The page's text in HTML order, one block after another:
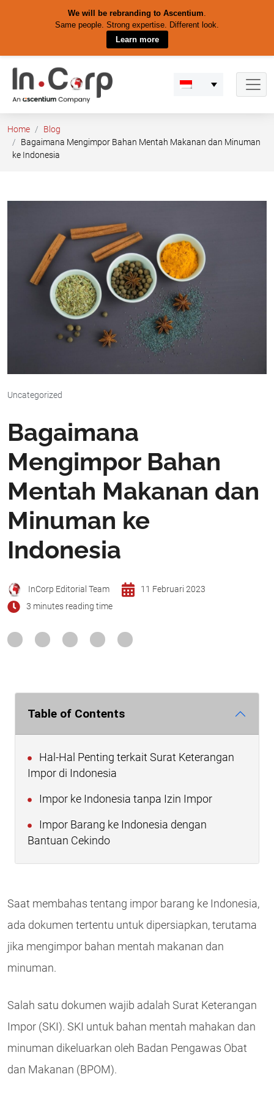
We will be rebranding to Ascentium.
Same people. Strong expertise. Different look.
Learn more
content
Home
Blog
Bagaimana Mengimpor Bahan Mentah Makanan dan Minuman
ke Indonesia
Uncategorized
Bagaimana
Mengimpor Bahan
Mentah Makanan dan
Minuman ke
Indonesia
InCorp Editorial Team
11 Februari 2023
3 minutes reading time
Table of Contents
Hal-Hal Penting terkait Surat Keterangan
Impor di Indonesia
Impor ke Indonesia tanpa Izin Impor
Impor Barang ke Indonesia dengan
Bantuan Cekindo
Saat membahas tentang impor barang ke Indonesia,
ada dokumen tertentu untuk dipersiapkan, terutama
jika mengimpor bahan mentah makanan dan
minuman.
Salah satu dokumen wajib adalah Surat Keterangan
Impor (SKI). SKI untuk bahan mentah mahakan dan
minuman dikeluarkan oleh Badan Pengawas Obat
dan Makanan (BPOM).